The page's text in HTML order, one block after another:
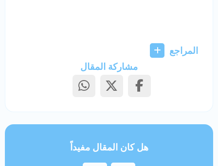
المراجع
مشاركة المقال
هل كان المقال مفيداً